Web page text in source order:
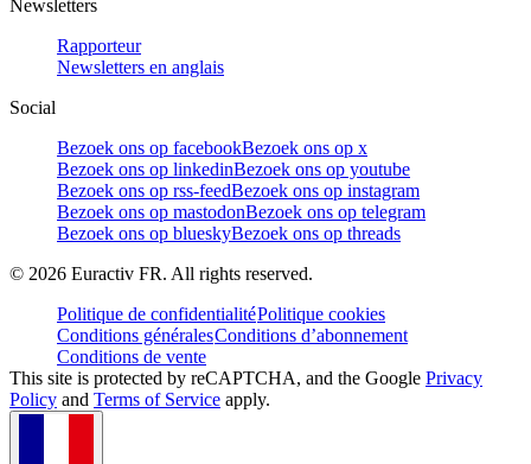
Newsletters
Rapporteur
Newsletters en anglais
Social
Bezoek ons op facebookBezoek ons op x
Bezoek ons op linkedinBezoek ons op youtube
Bezoek ons op rss-feedBezoek ons op instagram
Bezoek ons op mastodonBezoek ons op telegram
Bezoek ons op blueskyBezoek ons op threads
© 2026 Euractiv FR. All rights reserved.
Politique de confidentialitéPolitique cookies
Conditions généralesConditions d’abonnement
Conditions de vente
This site is protected by reCAPTCHA, and the Google Privacy
Policy and Terms of Service apply.